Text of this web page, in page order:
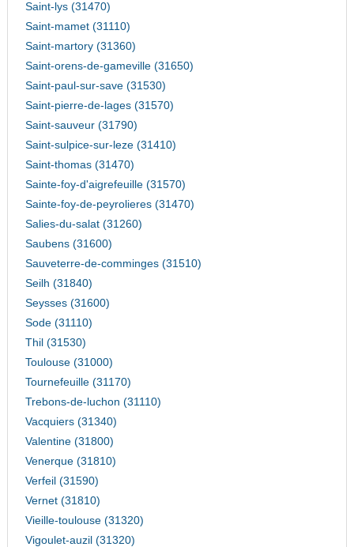
Saint-lys (31470)
Saint-mamet (31110)
Saint-martory (31360)
Saint-orens-de-gameville (31650)
Saint-paul-sur-save (31530)
Saint-pierre-de-lages (31570)
Saint-sauveur (31790)
Saint-sulpice-sur-leze (31410)
Saint-thomas (31470)
Sainte-foy-d'aigrefeuille (31570)
Sainte-foy-de-peyrolieres (31470)
Salies-du-salat (31260)
Saubens (31600)
Sauveterre-de-comminges (31510)
Seilh (31840)
Seysses (31600)
Sode (31110)
Thil (31530)
Toulouse (31000)
Tournefeuille (31170)
Trebons-de-luchon (31110)
Vacquiers (31340)
Valentine (31800)
Venerque (31810)
Verfeil (31590)
Vernet (31810)
Vieille-toulouse (31320)
Vigoulet-auzil (31320)